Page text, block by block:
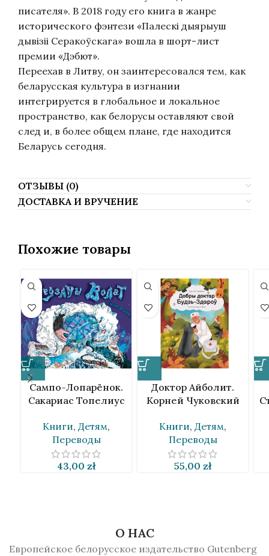
писателя». В 2018 году его книга в жанре
исторического фэнтези «Палескі дыярыуш
дывізіі Серакоўскага» вошла в шорт-лист
премии «Дэбют».
Переехав в Литву, он заинтересовался тем, как
беларусская культура в изгнании
интегрируется в глобальное и локальное
пространство, как белорусы оставляют свой
след и, в более общем плане, где находится
Беларусь сегодня.
ОТЗЫВЫ (0)
ДОСТАВКА И ВРУЧЕНИЕ
Похожие товары
Сампо-Лопарёнок.
Сакариас Топелиус
Книги, Детям,
Переводы
43,00 zł
Доктор Айболит.
Корней Чуковский
Книги, Детям,
Переводы
55,00 zł
О НАС
Европейское белорусское издательство Gutenberg